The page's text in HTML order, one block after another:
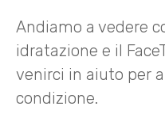
Andiamo a vedere
idratazione e il
venirci in aiuto per
condizione.